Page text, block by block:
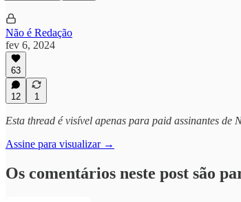
Não é Redação
fev 6, 2024
63
12 1
Esta thread é visível apenas para paid assinantes de
Assine para visualizar →
Os comentários neste post são